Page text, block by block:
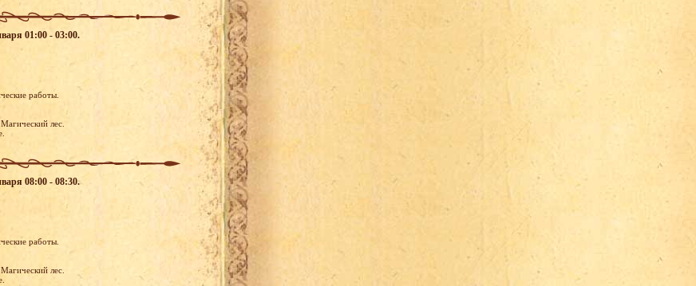
01:00 - 03:00.
работы.
лес.
08:00 - 08:30.
работы.
лес.